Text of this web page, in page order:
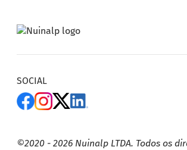
©2020 - 2026 Nuinalp LTDA. Todos os
SOCIAL